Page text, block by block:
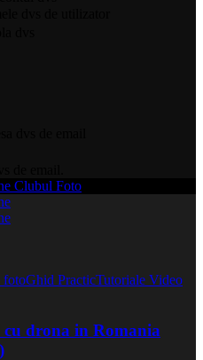
Clubul Foto
fotoGhid PracticTutoriale Video
drona in Romania